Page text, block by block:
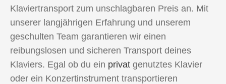
Klaviertransport zum unschlagbaren Preis an. Mit
unserer langjährigen Erfahrung und unserem
geschulten Team garantieren wir einen
reibungslosen und sicheren Transport deines
Klaviers. Egal ob du ein privat genutztes Klavier
oder ein Konzertinstrument transportieren